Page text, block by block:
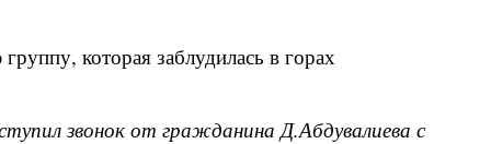
которая заблудилась в горах
звонок от гражданина Д.Абдувалиева с